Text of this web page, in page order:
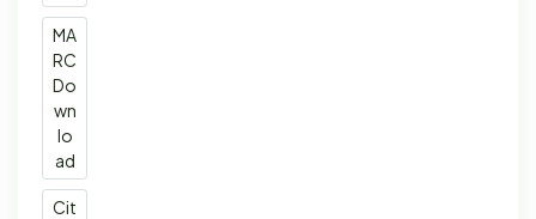
MA
RC
Do
wn
lo
ad
Cit